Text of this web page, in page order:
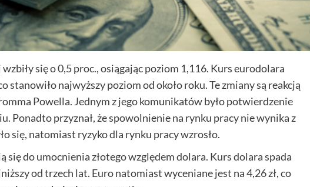
się o 0,5 proc., osiągając poziom 1,116. Kurs eurodolara
stanowiło najwyższy poziom od około roku. Te zmiany są reakcją
Powella. Jednym z jego komunikatów było potwierdzenie
Ponadto przyznał, że spowolnienie na rynku pracy nie wynika z
się, natomiast ryzyko dla rynku pracy wzrosło.
do umocnienia złotego względem dolara. Kurs dolara spada
od trzech lat. Euro natomiast wyceniane jest na 4,26 zł, co